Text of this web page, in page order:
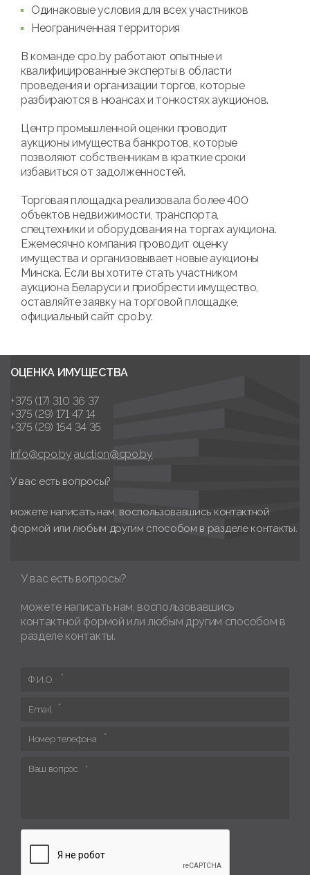
Одинаковые условия для всех участников
Неограниченная территория
В команде cpo.by работают опытные и
квалифицированные эксперты в области
проведения и организации торгов, которые
разбираются в нюансах и тонкостях аукционов.
Центр промышленной оценки проводит
аукционы имущества банкротов, которые
позволяют собственникам в краткие сроки
избавиться от задолженностей.
Торговая площадка реализовала более 400
объектов недвижимости, транспорта,
спецтехники и оборудования на торгах аукциона.
Ежемесячно компания проводит оценку
имущества и организовывает новые аукционы
Минска. Если вы хотите стать участником
аукциона Беларуси и приобрести имущество,
оставляйте заявку на торговой площадке,
официальный сайт cpo.by.
ОЦЕНКА ИМУЩЕСТВА
+375 (17) 310 36 37
+375 (29) 171 47 14
+375 (29) 154 34 35
info@cpo.by auction@cpo.by
У вас есть вопросы?
можете написать нам, воспользовавшись контактной
формой или любым другим способом в разделе контакты.
У вас есть вопросы?
можете написать нам, воспользовавшись
контактной формой или любым другим способом в
разделе контакты.
Ф.И.О.
Email
Номер телефона
Ваш вопрос